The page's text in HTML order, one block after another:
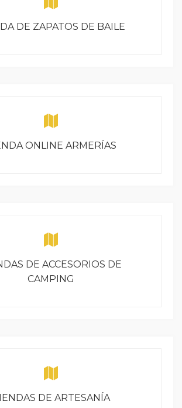
DE ZAPATOS DE BAILE
ONLINE ARMERÍAS
DE ACCESORIOS DE
CAMPING
DE ARTESANÍA